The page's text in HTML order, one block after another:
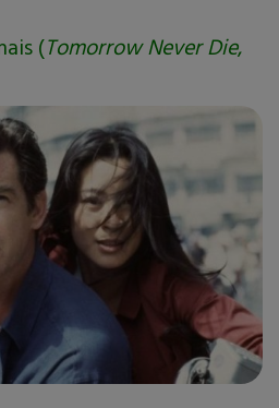
(Tomorrow Never Die,